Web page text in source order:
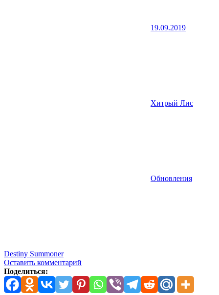
19.09.2019
Хитрый Лис
Обновления
Destiny Summoner
Оставить комментарий
Поделиться: